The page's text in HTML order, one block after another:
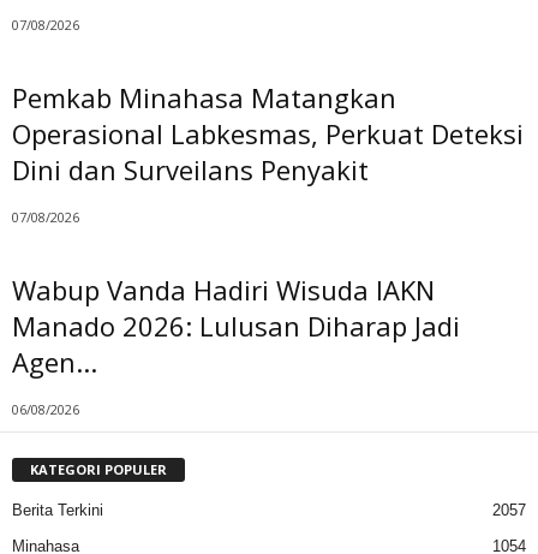
07/08/2026
Pemkab Minahasa Matangkan
Operasional Labkesmas, Perkuat Deteksi
Dini dan Surveilans Penyakit
07/08/2026
Wabup Vanda Hadiri Wisuda IAKN
Manado 2026: Lulusan Diharap Jadi
Agen...
06/08/2026
KATEGORI POPULER
Berita Terkini
2057
Minahasa
1054